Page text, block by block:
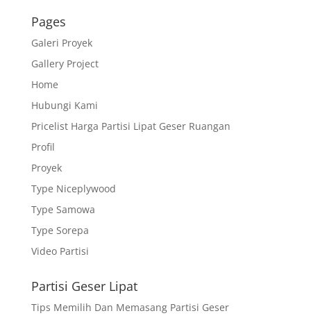
Pages
Galeri Proyek
Gallery Project
Home
Hubungi Kami
Pricelist Harga Partisi Lipat Geser Ruangan
Profil
Proyek
Type Niceplywood
Type Samowa
Type Sorepa
Video Partisi
Partisi Geser Lipat
Tips Memilih Dan Memasang Partisi Geser